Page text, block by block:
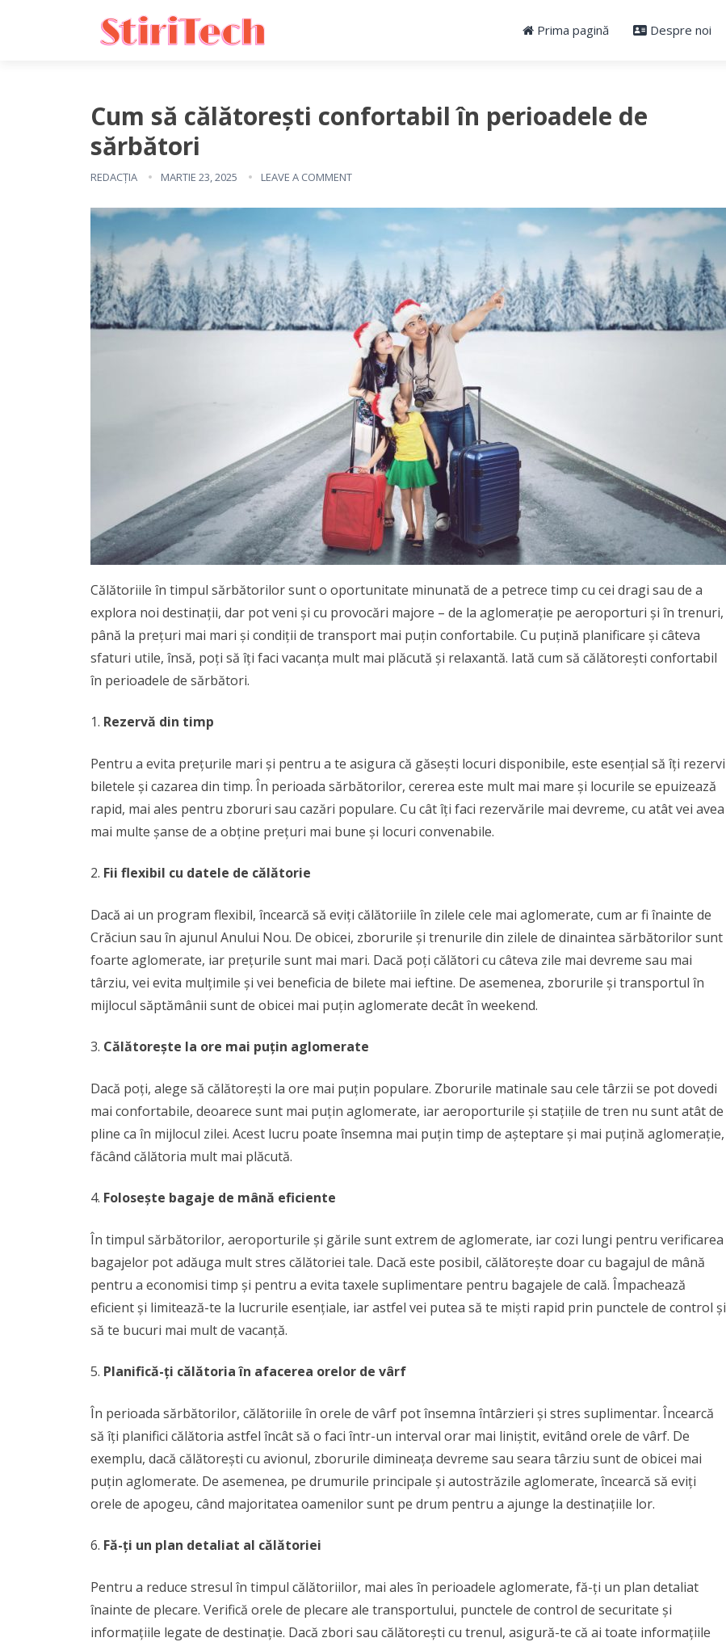
Prima pagină Despre noi
Cum să călătorești confortabil în perioadele de
sărbători
REDACȚIA MARTIE 23, 2025 LEAVE A COMMENT
Călătoriile în timpul sărbătorilor sunt o oportunitate minunată de a petrece timp cu cei dragi sau de a
explora noi destinații, dar pot veni și cu provocări majore – de la aglomerație pe aeroporturi și în trenuri,
până la prețuri mai mari și condiții de transport mai puțin confortabile. Cu puțină planificare și câteva
sfaturi utile, însă, poți să îți faci vacanța mult mai plăcută și relaxantă. Iată cum să călătorești confortabil
în perioadele de sărbători.
Rezervă din timp
Pentru a evita prețurile mari și pentru a te asigura că găsești locuri disponibile, este esențial să îți rezervi
biletele și cazarea din timp. În perioada sărbătorilor, cererea este mult mai mare și locurile se epuizează
rapid, mai ales pentru zboruri sau cazări populare. Cu cât îți faci rezervările mai devreme, cu atât vei avea
mai multe șanse de a obține prețuri mai bune și locuri convenabile.
Fii flexibil cu datele de călătorie
Dacă ai un program flexibil, încearcă să eviți călătoriile în zilele cele mai aglomerate, cum ar fi înainte de
Crăciun sau în ajunul Anului Nou. De obicei, zborurile și trenurile din zilele de dinaintea sărbătorilor sunt
foarte aglomerate, iar prețurile sunt mai mari. Dacă poți călători cu câteva zile mai devreme sau mai
târziu, vei evita mulțimile și vei beneficia de bilete mai ieftine. De asemenea, zborurile și transportul în
mijlocul săptămânii sunt de obicei mai puțin aglomerate decât în weekend.
Călătorește la ore mai puțin aglomerate
Dacă poți, alege să călătorești la ore mai puțin populare. Zborurile matinale sau cele târzii se pot dovedi
mai confortabile, deoarece sunt mai puțin aglomerate, iar aeroporturile și stațiile de tren nu sunt atât de
pline ca în mijlocul zilei. Acest lucru poate însemna mai puțin timp de așteptare și mai puțină aglomerație,
făcând călătoria mult mai plăcută.
Folosește bagaje de mână eficiente
În timpul sărbătorilor, aeroporturile și gările sunt extrem de aglomerate, iar cozi lungi pentru verificarea
bagajelor pot adăuga mult stres călătoriei tale. Dacă este posibil, călătorește doar cu bagajul de mână
pentru a economisi timp și pentru a evita taxele suplimentare pentru bagajele de cală. Împachează
eficient și limitează-te la lucrurile esențiale, iar astfel vei putea să te miști rapid prin punctele de control și
să te bucuri mai mult de vacanță.
Planifică-ți călătoria în afacerea orelor de vârf
În perioada sărbătorilor, călătoriile în orele de vârf pot însemna întârzieri și stres suplimentar. Încearcă
să îți planifici călătoria astfel încât să o faci într-un interval orar mai liniștit, evitând orele de vârf. De
exemplu, dacă călătorești cu avionul, zborurile dimineața devreme sau seara târziu sunt de obicei mai
puțin aglomerate. De asemenea, pe drumurile principale și autostrăzile aglomerate, încearcă să eviți
orele de apogeu, când majoritatea oamenilor sunt pe drum pentru a ajunge la destinațiile lor.
Fă-ți un plan detaliat al călătoriei
Pentru a reduce stresul în timpul călătoriilor, mai ales în perioadele aglomerate, fă-ți un plan detaliat
înainte de plecare. Verifică orele de plecare ale transportului, punctele de control de securitate și
informațiile legate de destinație. Dacă zbori sau călătorești cu trenul, asigură-te că ai toate informațiile